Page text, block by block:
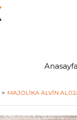
Anasayfa
MAJOLİKA ALVİN